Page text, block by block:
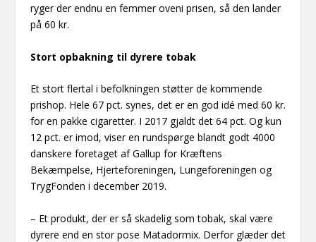
ryger der endnu en femmer oveni prisen, så den lander
på 60 kr.
Stort opbakning til dyrere tobak
Et stort flertal i befolkningen støtter de kommende
prishop. Hele 67 pct. synes, det er en god idé med 60 kr.
for en pakke cigaretter. I 2017 gjaldt det 64 pct. Og kun
12 pct. er imod, viser en rundspørge blandt godt 4000
danskere foretaget af Gallup for Kræftens
Bekæmpelse, Hjerteforeningen, Lungeforeningen og
TrygFonden i december 2019.
– Et produkt, der er så skadelig som tobak, skal være
dyrere end en stor pose Matadormix. Derfor glæder det